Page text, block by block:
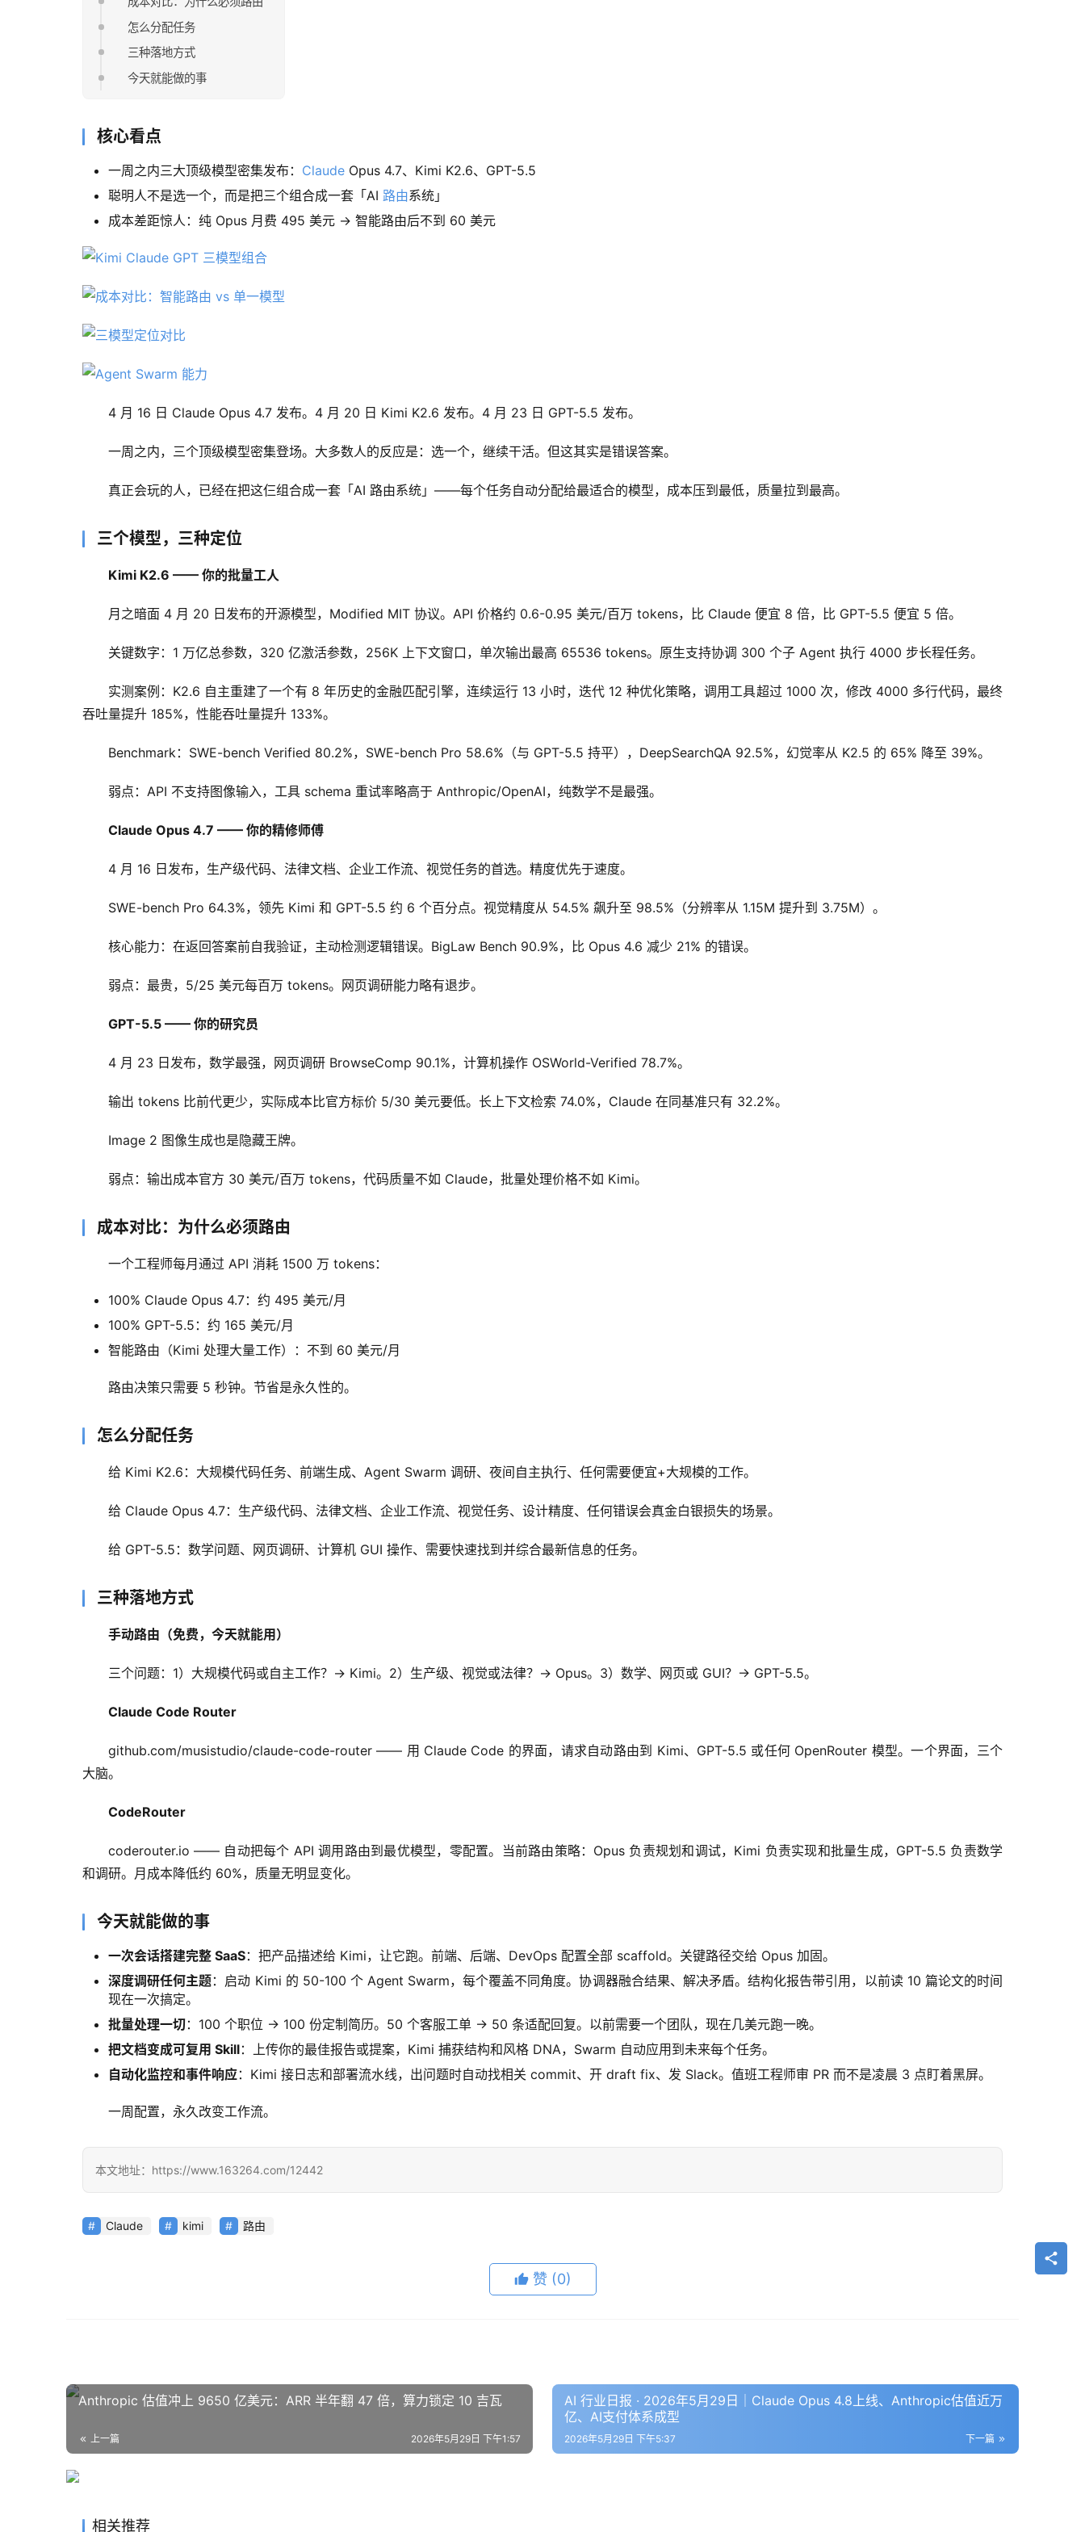
怎么分配任务
三种落地方式
今天就能做的事
核心看点
一周之内三大顶级模型密集发布： Claude Opus 4.7、Kimi K2.6、GPT-5.5
聪明人不是选一个，而是把三个组合成一套「AI 路由系统」
成本差距惊人：纯 Opus 月费 495 美元 → 智能路由后不到 60 美元
4 月 16 日 Claude Opus 4.7 发布。4 月 20 日 Kimi K2.6 发布。4 月 23 日 GPT-5.5 发布。
一周之内，三个顶级模型密集登场。大多数人的反应是：选一个，继续干活。但这其实是错误答案。
真正会玩的人，已经在把这仨组合成一套「AI 路由系统」——每个任务自动分配给最适合的模型，成本压到最低，质量拉到最高。
三个模型，三种定位
Kimi K2.6 —— 你的批量工人
月之暗面 4 月 20 日发布的开源模型，Modified MIT 协议。API 价格约 0.6-0.95 美元/百万 tokens，比 Claude 便宜 8 倍，比 GPT-5.5 便宜 5 倍。
关键数字：1 万亿总参数，320 亿激活参数，256K 上下文窗口，单次输出最高 65536 tokens。原生支持协调 300 个子 Agent 执行 4000 步长程任务。
实测案例：K2.6 自主重建了一个有 8 年历史的金融匹配引擎，连续运行 13 小时，迭代 12 种优化策略，调用工具超过 1000 次，修改 4000 多行代码，最终
吞吐量提升 185%，性能吞吐量提升 133%。
Benchmark：SWE-bench Verified 80.2%，SWE-bench Pro 58.6%（与 GPT-5.5 持平），DeepSearchQA 92.5%，幻觉率从 K2.5 的 65% 降至 39%。
弱点：API 不支持图像输入，工具 schema 重试率略高于 Anthropic/OpenAI，纯数学不是最强。
Claude Opus 4.7 —— 你的精修师傅
4 月 16 日发布，生产级代码、法律文档、企业工作流、视觉任务的首选。精度优先于速度。
SWE-bench Pro 64.3%，领先 Kimi 和 GPT-5.5 约 6 个百分点。视觉精度从 54.5% 飙升至 98.5%（分辨率从 1.15M 提升到 3.75M）。
核心能力：在返回答案前自我验证，主动检测逻辑错误。BigLaw Bench 90.9%，比 Opus 4.6 减少 21% 的错误。
弱点：最贵，5/25 美元每百万 tokens。网页调研能力略有退步。
GPT-5.5 —— 你的研究员
4 月 23 日发布，数学最强，网页调研 BrowseComp 90.1%，计算机操作 OSWorld-Verified 78.7%。
输出 tokens 比前代更少，实际成本比官方标价 5/30 美元要低。长上下文检索 74.0%，Claude 在同基准只有 32.2%。
Image 2 图像生成也是隐藏王牌。
弱点：输出成本官方 30 美元/百万 tokens，代码质量不如 Claude，批量处理价格不如 Kimi。
成本对比：为什么必须路由
一个工程师每月通过 API 消耗 1500 万 tokens：
100% Claude Opus 4.7：约 495 美元/月
100% GPT-5.5：约 165 美元/月
智能路由（Kimi 处理大量工作）：不到 60 美元/月
路由决策只需要 5 秒钟。节省是永久性的。
怎么分配任务
给 Kimi K2.6：大规模代码任务、前端生成、Agent Swarm 调研、夜间自主执行、任何需要便宜+大规模的工作。
给 Claude Opus 4.7：生产级代码、法律文档、企业工作流、视觉任务、设计精度、任何错误会真金白银损失的场景。
给 GPT-5.5：数学问题、网页调研、计算机 GUI 操作、需要快速找到并综合最新信息的任务。
三种落地方式
手动路由（免费，今天就能用）
三个问题：1）大规模代码或自主工作？→ Kimi。2）生产级、视觉或法律？→ Opus。3）数学、网页或 GUI？→ GPT-5.5。
Claude Code Router
github.com/musistudio/claude-code-router —— 用 Claude Code 的界面，请求自动路由到 Kimi、GPT-5.5 或任何 OpenRouter 模型。一个界面，三个
大脑。
CodeRouter
coderouter.io —— 自动把每个 API 调用路由到最优模型，零配置。当前路由策略：Opus 负责规划和调试，Kimi 负责实现和批量生成，GPT-5.5 负责数学
和调研。月成本降低约 60%，质量无明显变化。
今天就能做的事
一次会话搭建完整 SaaS：把产品描述给 Kimi，让它跑。前端、后端、DevOps 配置全部 scaffold。关键路径交给 Opus 加固。
深度调研任何主题：启动 Kimi 的 50-100 个 Agent Swarm，每个覆盖不同角度。协调器融合结果、解决矛盾。结构化报告带引用，以前读 10 篇论文的时间
现在一次搞定。
批量处理一切：100 个职位 → 100 份定制简历。50 个客服工单 → 50 条适配回复。以前需要一个团队，现在几美元跑一晚。
把文档变成可复用 Skill：上传你的最佳报告或提案，Kimi 捕获结构和风格 DNA，Swarm 自动应用到未来每个任务。
自动化监控和事件响应：Kimi 接日志和部署流水线，出问题时自动找相关 commit、开 draft fix、发 Slack。值班工程师审 PR 而不是凌晨 3 点盯着黑屏。
一周配置，永久改变工作流。
本文地址：https://www.163264.com/12442
Claude kimi 路由
赞 (0)
Anthropic 估值冲上 9650 亿美元：ARR 半年翻 47 倍，算力锁定 10 吉瓦
上一篇 2026年5月29日 下午1:57
AI 行业日报 · 2026年5月29日｜Claude Opus 4.8上线、Anthropic估值近万
亿、AI支付体系成型
下一篇
2026年5月29日 下午5:37
相关推荐